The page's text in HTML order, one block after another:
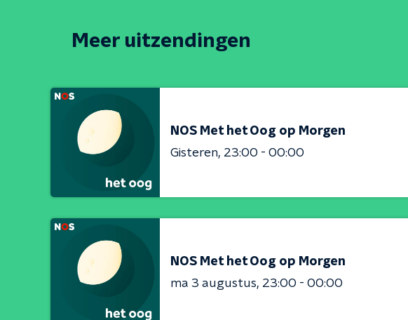
Meer uitzendingen
NOS Met het Oog op Morgen
Gisteren 23:00 - 00:00
NOS Met het Oog op Morgen
ma 3 augustus 23:00 - 00:00